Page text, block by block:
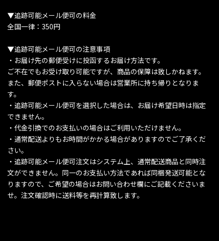
▼追跡可能メール便可の料金
全国一律：350円
▼追跡可能メール便可の注意事項
・お届け先の郵便受けに投函するお届け方法です。
ご不在でもお受け取り可能ですが、商品の保障は致しかねます。
また、郵便ポストに入らない場合は営業所に持ち帰りとなりま
す。
・追跡可能メール便可を選択した場合は、お届け希望日時は指定
できません。
・代金引換でのお支払いの場合はご利用いただけません。
・通常配送よりもお時間がかかる場合がありますのでご了承くだ
さい。
・追跡可能メール便可注文はシステム上、通常配送商品と同時注
文ができません。同一のお支払い方法であれば同梱発送可能とな
りますので、ご希望の場合はお問い合わせ欄にご記載くださいま
せ。注文確認時に送料等を再計算致します。